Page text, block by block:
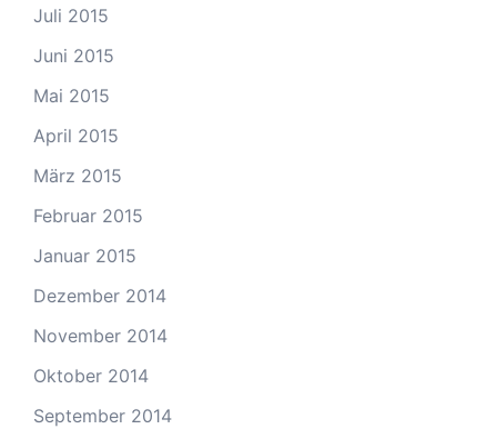
Juli 2015
Juni 2015
Mai 2015
April 2015
März 2015
Februar 2015
Januar 2015
Dezember 2014
November 2014
Oktober 2014
September 2014